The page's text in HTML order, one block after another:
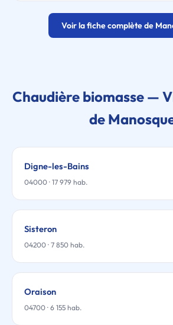
Voir la fiche complète de
Chaudière biomasse —
de
Digne-les-Bains
04000 · 17 979 hab.
Sisteron
04200 · 7 850 hab.
Oraison
04700 · 6 155 hab.